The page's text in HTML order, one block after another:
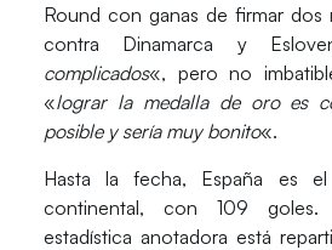
Round con ganas de firmar dos
contra Dinamarca y
complicados«, pero no
«lograr la medalla de oro es
posible y sería muy bonito«.
Hasta la fecha, España es el
continental, con 109
estadística anotadora está